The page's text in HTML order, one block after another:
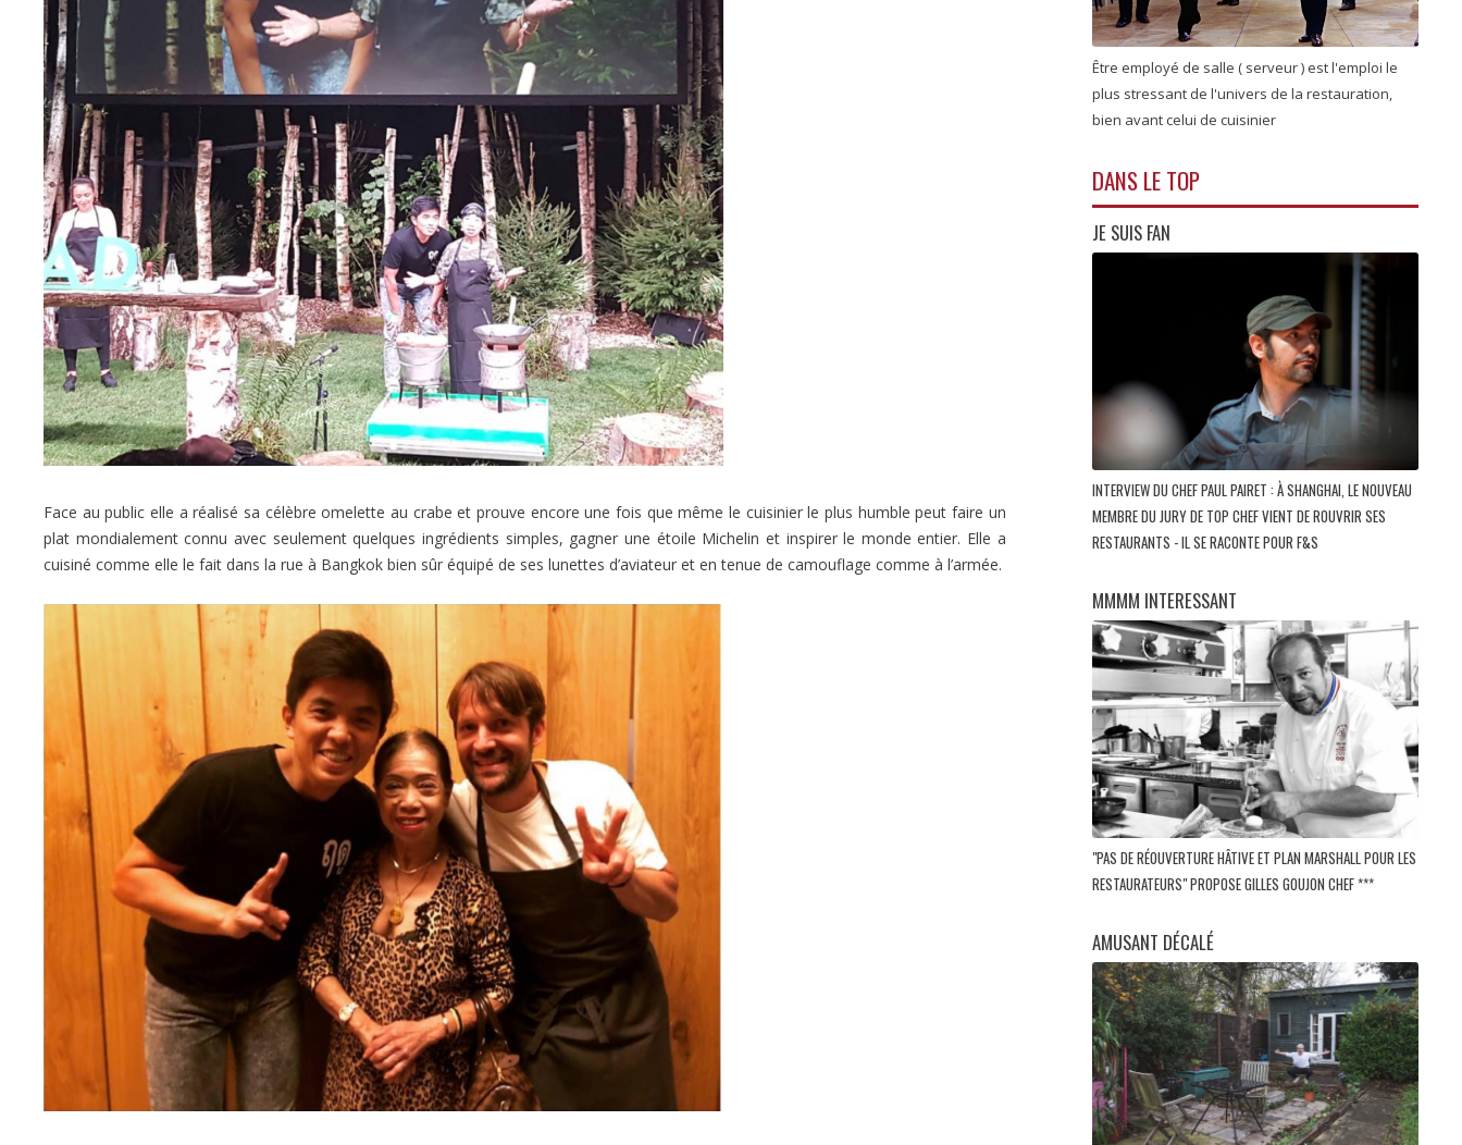
Face au public elle a réalisé sa célèbre omelette au crabe et prouve encore une fois que même le cuisinier le plus humble peut faire un
plat mondialement connu avec seulement quelques ingrédients simples, gagner une étoile Michelin et inspirer le monde entier. Elle a
cuisiné comme elle le fait dans la rue à Bangkok bien sûr équipé de ses lunettes d’aviateur et en tenue de camouflage comme à l’armée.
Être employé de salle ( serveur ) est l'emploi le
plus stressant de l'univers de la restauration,
bien avant celui de cuisinier
DANS LE TOP
JE SUIS FAN
INTERVIEW DU CHEF PAUL PAIRET : À SHANGHAI, LE NOUVEAU
MEMBRE DU JURY DE TOP CHEF VIENT DE ROUVRIR SES
RESTAURANTS - IL SE RACONTE POUR F&S
MMMM INTERESSANT
"PAS DE RÉOUVERTURE HÂTIVE ET PLAN MARSHALL POUR LES
RESTAURATEURS" PROPOSE GILLES GOUJON CHEF ***
AMUSANT DÉCALÉ